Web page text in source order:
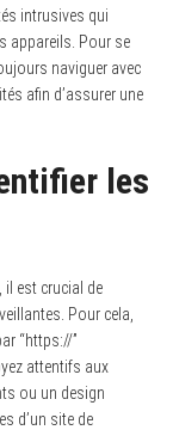
intrusives qui
appareils. Pour se
naviguer avec
afin d’assurer une
les
il est crucial de
Pour cela,
“https://”
attentifs aux
ou un design
d’un site de